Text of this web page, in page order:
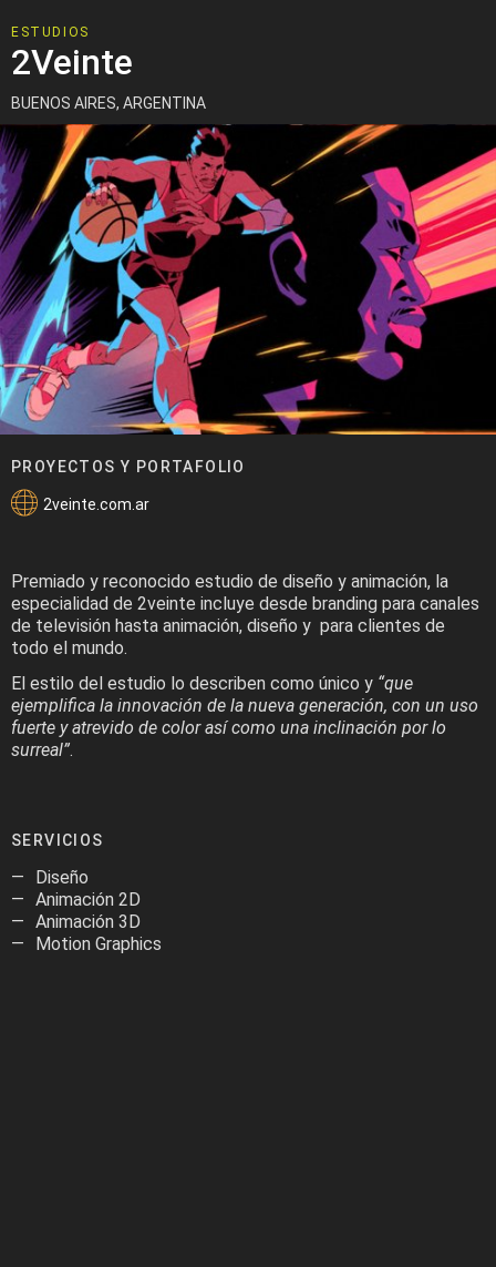
ESTUDIOS
2Veinte
BUENOS AIRES, ARGENTINA
PROYECTOS Y PORTAFOLIO
2veinte.com.ar
Premiado y reconocido estudio de diseño y animación, la
especialidad de 2veinte incluye desde branding para canales
de televisión hasta animación, diseño y para clientes de
todo el mundo.
El estilo del estudio lo describen como único y “que
ejemplifica la innovación de la nueva generación, con un uso
fuerte y atrevido de color así como una inclinación por lo
surreal”.
SERVICIOS
Diseño
Animación 2D
Animación 3D
Motion Graphics